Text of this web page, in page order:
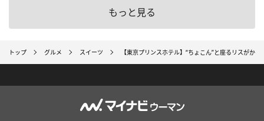
もっと見る
トップ グルメ スイーツ 【東京プリンスホテル】“ちょこん”と座るリスが